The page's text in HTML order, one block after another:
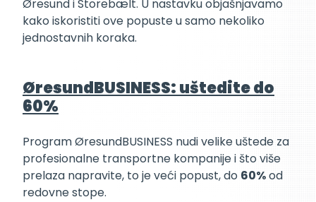
Øresund i Storebælt. U nastavku objašnjavamo
kako iskoristiti ove popuste u samo nekoliko
jednostavnih koraka.
ØresundBUSINESS: uštedite do
60%
Program ØresundBUSINESS nudi velike uštede za
profesionalne transportne kompanije i što više
prelaza napravite, to je veći popust, do 60%od
redovne stope.